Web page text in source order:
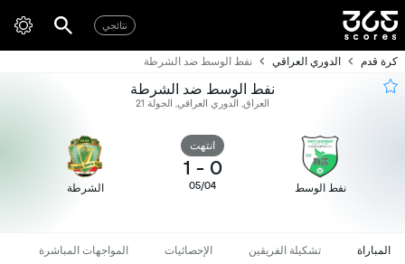
نتائجي
كرة قدم الدوري العراقي نفط الوسط ضد الشرطة
نفط الوسط ضد الشرطة
العراق, الدوري العراقي, الجولة 21
نفط الوسط
انتهت
0
-
1
05/04 الشرطة
المباراة تشكيلة الفريقين الإحصائيات المواجهات المباشرة